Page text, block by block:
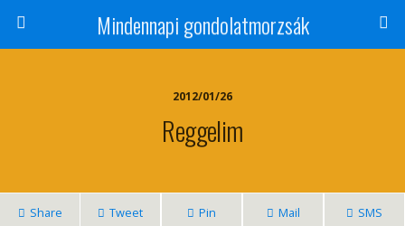
Mindennapi gondolatmorzsák
2012/01/26
Reggelim
Share Tweet Pin Mail SMS